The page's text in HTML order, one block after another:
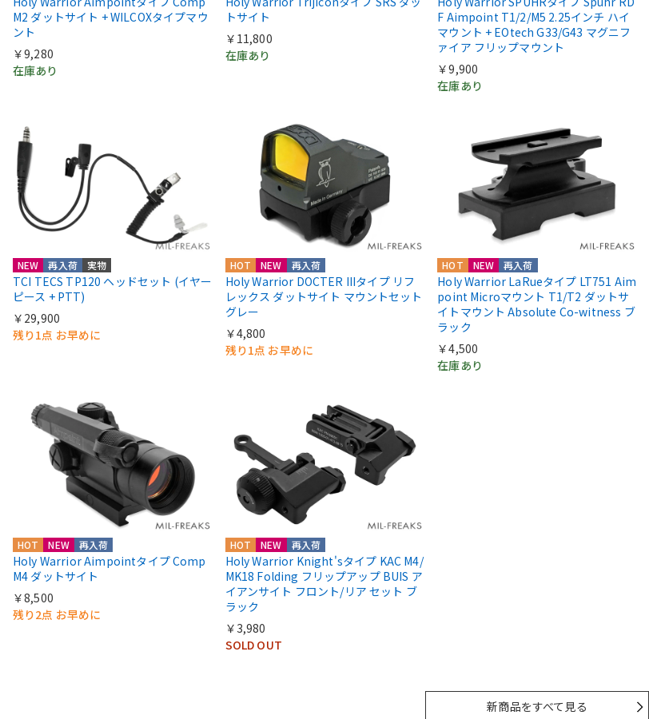
M2 ダットサイト + WILCOXタイプマウ
ント
￥9,280
在庫あり
トサイト
￥11,800
在庫あり
F Aimpoint T1/2/M5 2.25インチ ハイ
マウント + EOtech G33/G43 マグニフ
ァイア フリップマウント
￥9,900
在庫あり
NEW 再入荷 実物
TCI TECS TP120 ヘッドセット (イヤー
ピース + PTT)
￥29,900
残り1点 お早めに
HOT NEW 再入荷
Holy Warrior DOCTER IIIタイプ リフ
レックス ダットサイト マウントセット
グレー
￥4,800
残り1点 お早めに
HOT NEW 再入荷
Holy Warrior LaRueタイプ LT751 Aim
point Microマウント T1/T2 ダットサ
イトマウント Absolute Co-witness ブ
ラック
￥4,500
在庫あり
HOT NEW 再入荷
Holy Warrior Aimpointタイプ Comp
M4 ダットサイト
￥8,500
残り2点 お早めに
HOT NEW 再入荷
Holy Warrior Knight'sタイプ KAC M4/
MK18 Folding フリップアップ BUIS ア
イアンサイト フロント/リア セット ブ
ラック
￥3,980
SOLD OUT
新商品をすべて見る